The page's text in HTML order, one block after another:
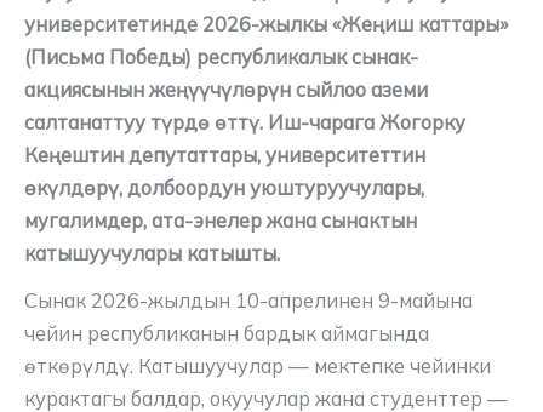
университетинде 2026-жылкы «Жеңиш каттары»
(Письма Победы) республикалык сынак-
акциясынын жеңүүчүлөрүн сыйлоо аземи
салтанаттуу түрдө өттү. Иш-чарага Жогорку
Кеңештин депутаттары, университеттин
өкүлдөрү, долбоордун уюштуруучулары,
мугалимдер, ата-энелер жана сынактын
катышуучулары катышты.
Сынак 2026-жылдын 10-апрелинен 9-майына
чейин республиканын бардык аймагында
өткөрүлдү. Катышуучулар — мектепке чейинки
курактагы балдар, окуучулар жана студенттер —